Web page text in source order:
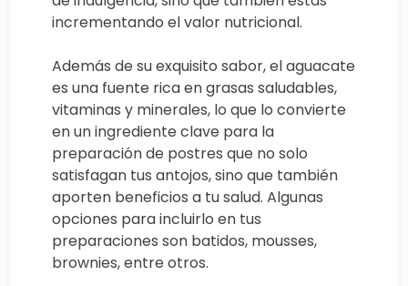
incrementando el valor nutricional.
Además de su exquisito sabor, el aguacate
es una fuente rica en grasas saludables,
vitaminas y minerales, lo que lo convierte
en un ingrediente clave para la
preparación de postres que no solo
satisfagan tus antojos, sino que también
aporten beneficios a tu salud. Algunas
opciones para incluirlo en tus
preparaciones son batidos, mousses,
brownies, entre otros.